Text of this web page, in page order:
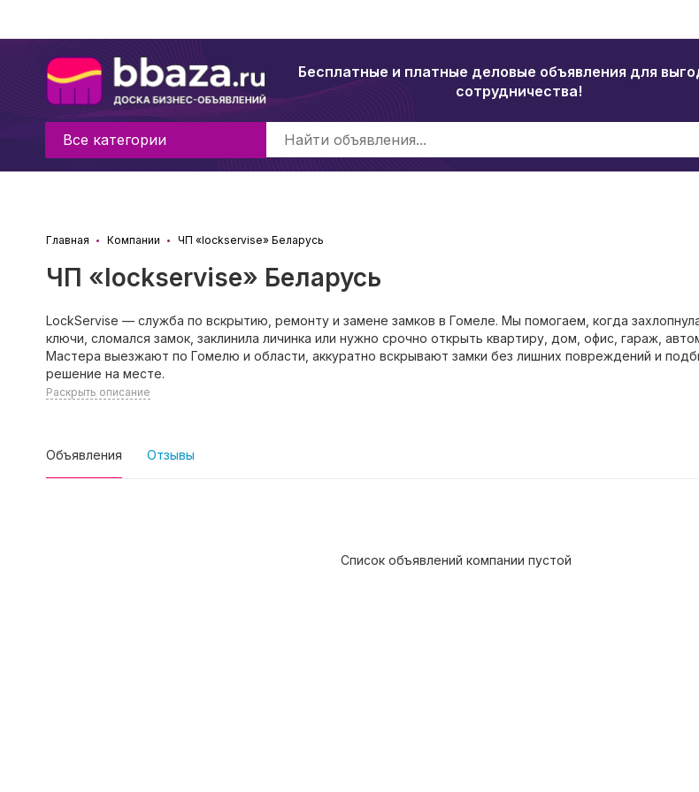
Бесплатные и платные деловые объявления для
сотрудничества!
Все категории
Главная Компании ЧП «lockservise» Беларусь
ЧП «lockservise» Беларусь
LockServise — служба по вскрытию, ремонту и замене замков в Гомеле. Мы помогаем, когда
ключи, сломался замок, заклинила личинка или нужно срочно открыть квартиру, дом, офис, гараж,
Мастера выезжают по Гомелю и области, аккуратно вскрывают замки без лишних повреждений и
решение на месте.
Раскрыть описание
Объявления Отзывы
Список объявлений компании пустой